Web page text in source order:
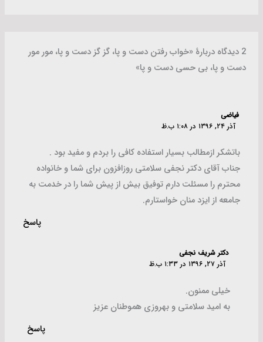
2 دیدگاه دربارهٔ «خواب رفتن دست و پا، گز گز دست و پا، مور مور
دست و پا، بی حسی دست و پا»
فیاضی
آذر ۲۴, ۱۳۹۶ در ۱:۰۸ ب.ظ
باتشکر ازمطالب بسیار استفاده کافی را بردم و مفید بود .
جناب آقای دکتر نجفی سلامتی روزافزون برای شما و خانواده
محترم را مسئلت دارم توفیق بیش از پیش شما را در خدمت به
جامعه از ایزد منان خواستارم.
پاسخ
دکتر شریف نجفی
آذر ۲۷, ۱۳۹۶ در ۱:۳۳ ب.ظ
خیلی ممنون.
به امید سلامتی و بهروزی هموطنان عزیز
پاسخ